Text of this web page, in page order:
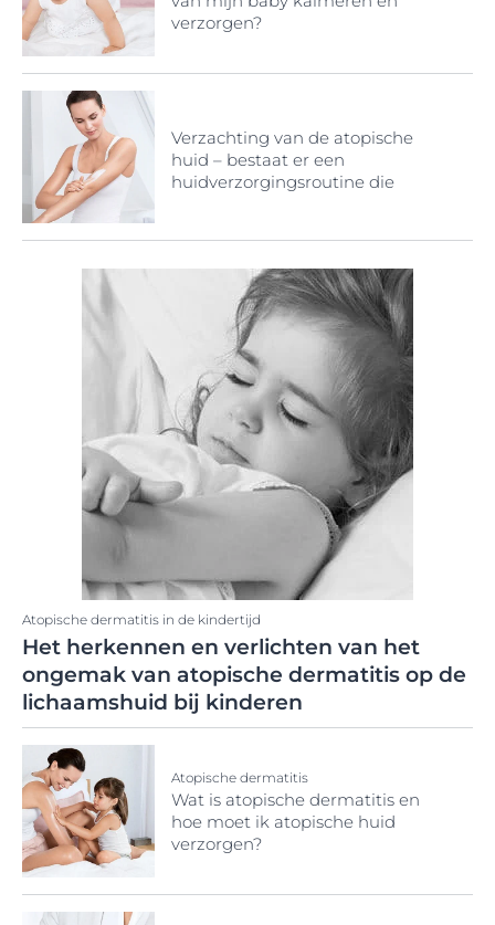
verzorgen?
Verzachting van de atopische
huid – bestaat er een
huidverzorgingsroutine die
Atopische dermatitis in de kindertijd
Het herkennen en verlichten van het
ongemak van atopische dermatitis op de
lichaamshuid bij kinderen
Atopische dermatitis
Wat is atopische dermatitis en
hoe moet ik atopische huid
verzorgen?